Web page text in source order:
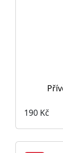
190 Kč